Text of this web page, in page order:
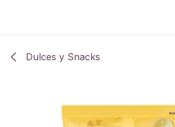
Dulces y Snacks